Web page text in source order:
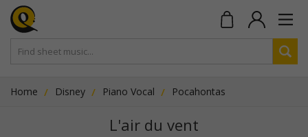
Home Disney Piano Vocal Pocahontas
L'air du vent